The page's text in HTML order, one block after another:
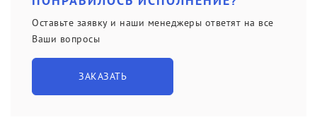
Оставьте заявку и наши менеджеры ответят на все
Ваши вопросы
ЗАКАЗАТЬ